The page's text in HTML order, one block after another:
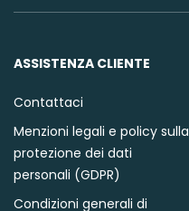
ASSISTENZA CLIENTE
Contattaci
Menzioni legali e policy sulla
protezione dei dati
personali (GDPR)
Condizioni generali di